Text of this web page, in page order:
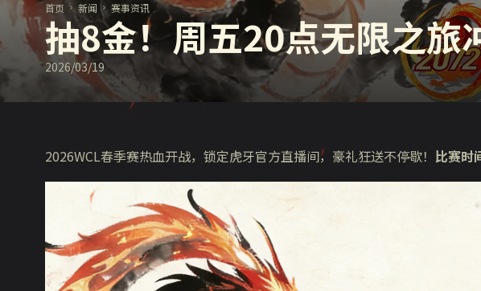
《以战止战》
首页 新闻 赛事资讯
抽8金！周五20点无限之旅
2026/03/19
2026WCL春季赛热血开战，锁定虎牙官方直播间，豪礼狂送不停歇！ 比赛时